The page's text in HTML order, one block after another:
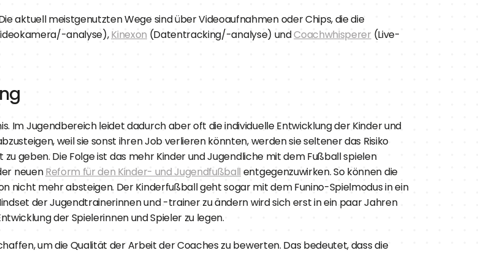
aktuell meistgenutzten Wege sind über Videoaufnahmen oder Chips, die die
analyse), Kinexon (Datentracking/-analyse) und Coachwhisperer (Live-
Im Jugendbereich leidet dadurch aber oft die individuelle Entwicklung der Kinder und
weil sie sonst ihren Job verlieren könnten, werden sie seltener das Risiko
geben. Die Folge ist das mehr Kinder und Jugendliche mit dem Fußball spielen
neuen Reform für den Kinder- und Jugendfußball entgegenzuwirken. So können die
nicht mehr absteigen. Der Kinderfußball geht sogar mit dem Funino-Spielmodus in ein
der Jugendtrainerinnen und -trainer zu ändern wird sich erst in ein paar Jahren
der Spielerinnen und Spieler zu legen.
um die Qualität der Arbeit der Coaches zu bewerten. Das bedeutet, dass die